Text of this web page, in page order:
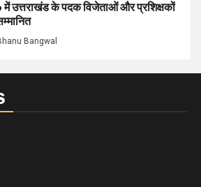
उत्तराखंड के पदक विजेताओं और प्रशिक्षकों
Bangwal